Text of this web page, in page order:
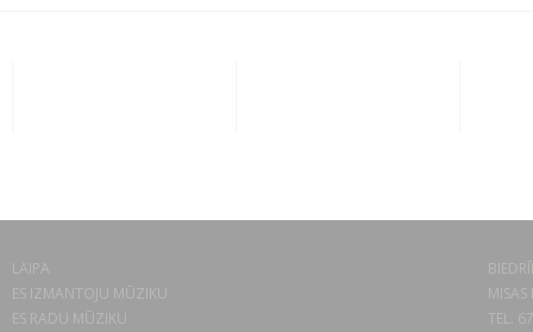
LAIPA
ES IZMANTOJU MŪZIKU
ES RADU MŪZIKU
TEL.